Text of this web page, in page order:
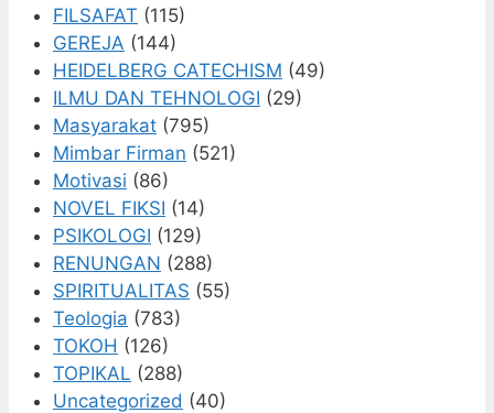
FILSAFAT (115)
GEREJA (144)
HEIDELBERG CATECHISM (49)
ILMU DAN TEHNOLOGI (29)
Masyarakat (795)
Mimbar Firman (521)
Motivasi (86)
NOVEL FIKSI (14)
PSIKOLOGI (129)
RENUNGAN (288)
SPIRITUALITAS (55)
Teologia (783)
TOKOH (126)
TOPIKAL (288)
Uncategorized (40)